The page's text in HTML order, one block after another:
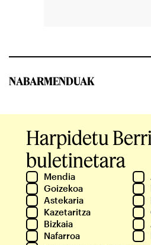
NABARMENDUAK
Harpidetu
buletinetara
Mendia
Goizekoa
Astekaria
Kazetaritza
Bizkaia
Nafarroa